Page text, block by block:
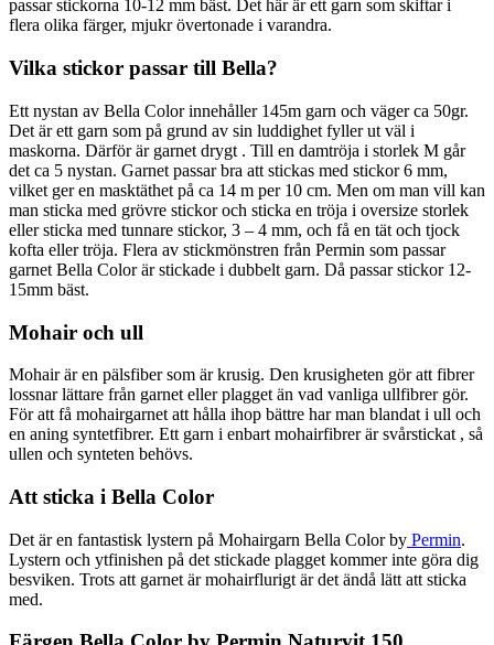
passar stickorna 10-12 mm bäst. Det här är ett garn som skiftar i
flera olika färger, mjukr övertonade i varandra.
Vilka stickor passar till Bella?
Ett nystan av Bella Color innehåller 145m garn och väger ca 50gr.
Det är ett garn som på grund av sin luddighet fyller ut väl i
maskorna. Därför är garnet drygt . Till en damtröja i storlek M går
det ca 5 nystan. Garnet passar bra att stickas med stickor 6 mm,
vilket ger en masktäthet på ca 14 m per 10 cm. Men om man vill kan
man sticka med grövre stickor och sticka en tröja i oversize storlek
eller sticka med tunnare stickor, 3 – 4 mm, och få en tät och tjock
kofta eller tröja. Flera av stickmönstren från Permin som passar
garnet Bella Color är stickade i dubbelt garn. Då passar stickor 12-
15mm bäst.
Mohair och ull
Mohair är en pälsfiber som är krusig. Den krusigheten gör att fibrer
lossnar lättare från garnet eller plagget än vad vanliga ullfibrer gör.
För att få mohairgarnet att hålla ihop bättre har man blandat i ull och
en aning syntetfibrer. Ett garn i enbart mohairfibrer är svårstickat , så
ullen och synteten behövs.
Att sticka i Bella Color
Det är en fantastisk lystern på Mohairgarn Bella Color by Permin.
Lystern och ytfinishen på det stickade plagget kommer inte göra dig
besviken. Trots att garnet är mohairflurigt är det ändå lätt att sticka
med.